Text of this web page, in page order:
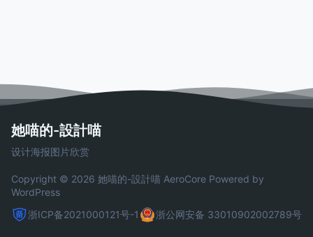
她喵的-設計喵
设计海报图片欣赏
Copyright © 2026 她喵的-設計喵 AeroCore Powered by
WordPress
浙ICP备2021000121号-1
浙公网安备 33010902002789号